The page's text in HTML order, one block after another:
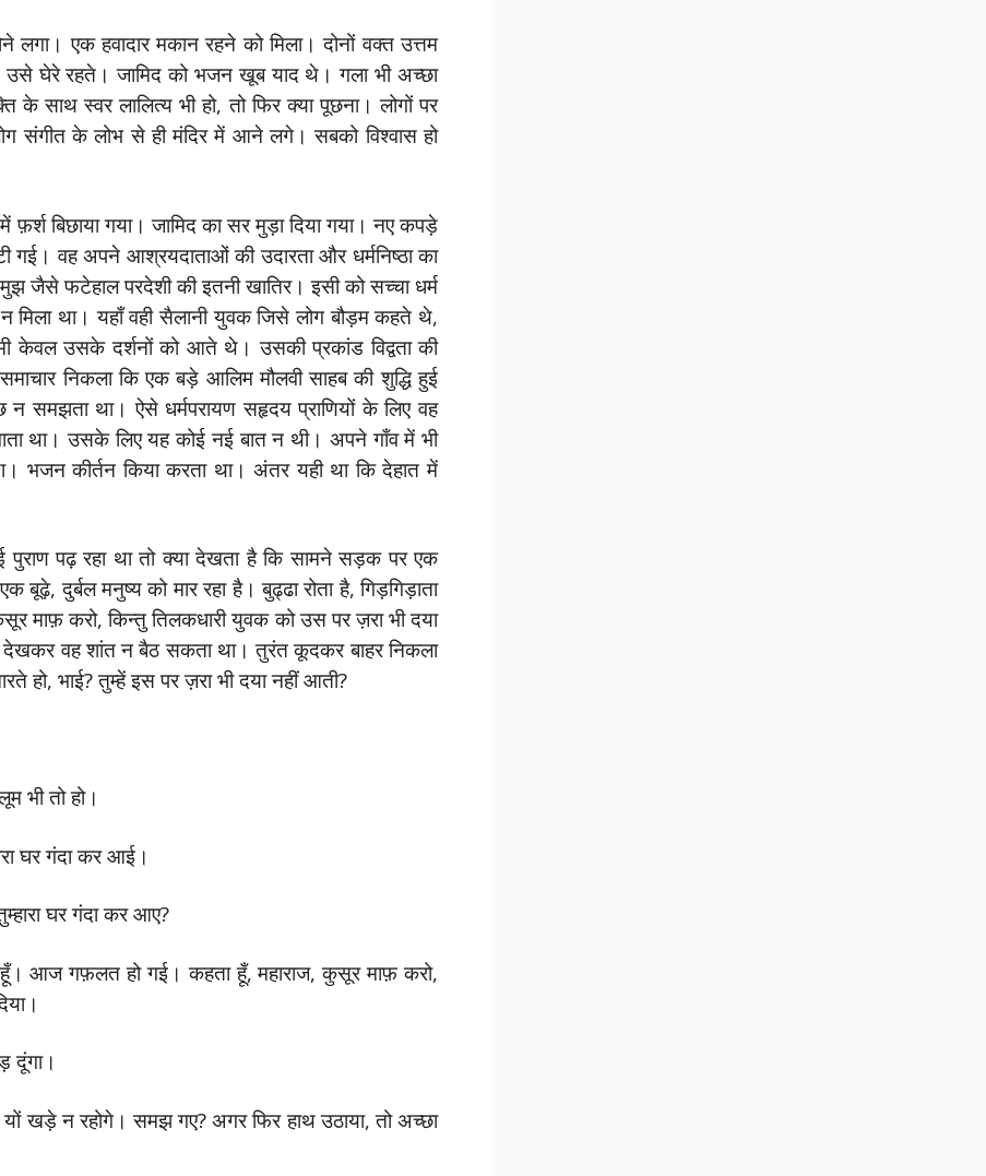
एक हवादार मकान रहने को मिला। दोनों वक्त उत्तम
उसे घेरे रहते। जामिद को भजन खूब याद थे। गला भी अच्छा
के साथ स्वर लालित्य भी हो, तो फिर क्या पूछना। लोगों पर
संगीत के लोभ से ही मंदिर में आने लगे। सबको विश्वास हो
बिछाया गया। जामिद का सर मुड़ा दिया गया। नए कपड़े
गई। वह अपने आश्रयदाताओं की उदारता और धर्मनिष्ठा का
जैसे फटेहाल परदेशी की इतनी खातिर। इसी को सच्चा धर्म
मिला था। यहाँ वही सैलानी युवक जिसे लोग बौड़म कहते थे,
केवल उसके दर्शनों को आते थे। उसकी प्रकांड विद्वता की
निकला कि एक बड़े आलिम मौलवी साहब की शुद्धि हुई
न समझता था। ऐसे धर्मपरायण सहृदय प्राणियों के लिए वह
था। उसके लिए यह कोई नई बात न थी। अपने गाँव में भी
भजन कीर्तन किया करता था। अंतर यही था कि देहात में
पढ़ रहा था तो क्या देखता है कि सामने सड़क पर एक
दुर्बल मनुष्य को मार रहा है। बुढ्ढा रोता है, गिड़गिड़ाता
माफ़ करो, किन्तु तिलकधारी युवक को उस पर ज़रा भी दया
वह शांत न बैठ सकता था। तुरंत कूदकर बाहर निकला
भाई? तुम्हें इस पर ज़रा भी दया नहीं आती?
भी तो हो।
घर गंदा कर आई।
घर गंदा कर आए?
आज गफ़लत हो गई। कहता हूँ, महाराज, कुसूर माफ़ करो,
दूंगा।
यों खड़े न रहोगे। समझ गए? अगर फिर हाथ उठाया, तो अच्छा